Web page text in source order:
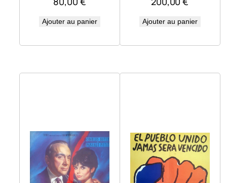
Ajouter au panier Ajouter au panier